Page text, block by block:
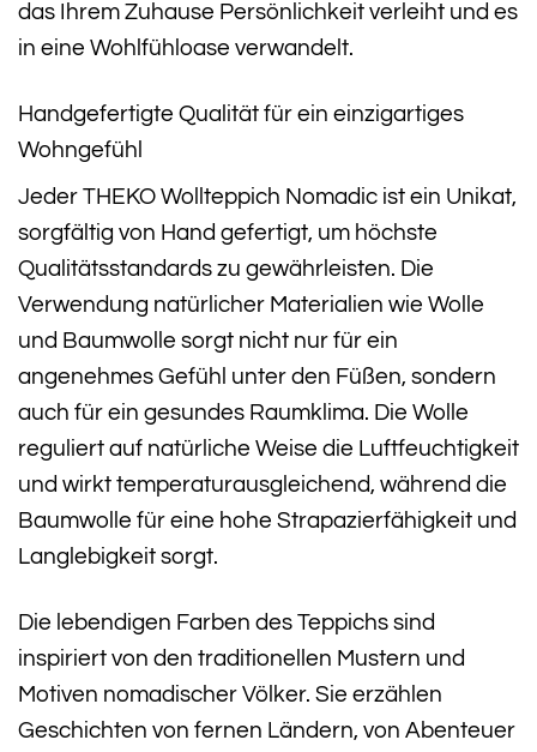
das Ihrem Zuhause Persönlichkeit verleiht und es
in eine Wohlfühloase verwandelt.
Handgefertigte Qualität für ein einzigartiges
Wohngefühl
Jeder THEKO Wollteppich Nomadic ist ein Unikat,
sorgfältig von Hand gefertigt, um höchste
Qualitätsstandards zu gewährleisten. Die
Verwendung natürlicher Materialien wie Wolle
und Baumwolle sorgt nicht nur für ein
angenehmes Gefühl unter den Füßen, sondern
auch für ein gesundes Raumklima. Die Wolle
reguliert auf natürliche Weise die Luftfeuchtigkeit
und wirkt temperaturausgleichend, während die
Baumwolle für eine hohe Strapazierfähigkeit und
Langlebigkeit sorgt.
Die lebendigen Farben des Teppichs sind
inspiriert von den traditionellen Mustern und
Motiven nomadischer Völker. Sie erzählen
Geschichten von fernen Ländern, von Abenteuer